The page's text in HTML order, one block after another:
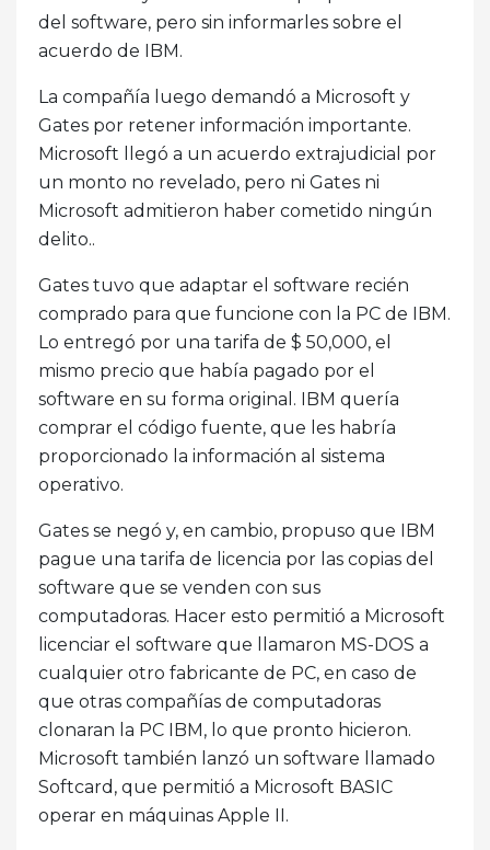
del software, pero sin informarles sobre el
acuerdo de IBM.
La compañía luego demandó a Microsoft y
Gates por retener información importante.
Microsoft llegó a un acuerdo extrajudicial por
un monto no revelado, pero ni Gates ni
Microsoft admitieron haber cometido ningún
delito..
Gates tuvo que adaptar el software recién
comprado para que funcione con la PC de IBM.
Lo entregó por una tarifa de $ 50,000, el
mismo precio que había pagado por el
software en su forma original. IBM quería
comprar el código fuente, que les habría
proporcionado la información al sistema
operativo.
Gates se negó y, en cambio, propuso que IBM
pague una tarifa de licencia por las copias del
software que se venden con sus
computadoras. Hacer esto permitió a Microsoft
licenciar el software que llamaron MS-DOS a
cualquier otro fabricante de PC, en caso de
que otras compañías de computadoras
clonaran la PC IBM, lo que pronto hicieron.
Microsoft también lanzó un software llamado
Softcard, que permitió a Microsoft BASIC
operar en máquinas Apple II.